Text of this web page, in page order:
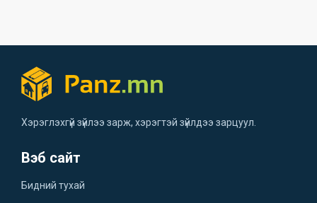
Хэрэглэхгүй зүйлээ зарж, хэрэгтэй зүйлдээ зарцуул.
Вэб сайт
Бидний тухай